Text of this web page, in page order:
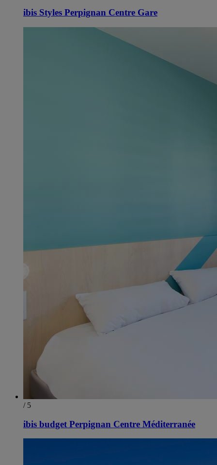
ibis Styles Perpignan Centre Gare
/ 5
ibis budget Perpignan Centre Méditerranée